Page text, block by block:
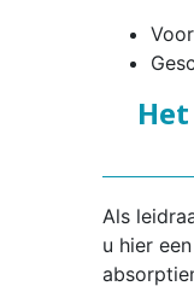
Als
u hier